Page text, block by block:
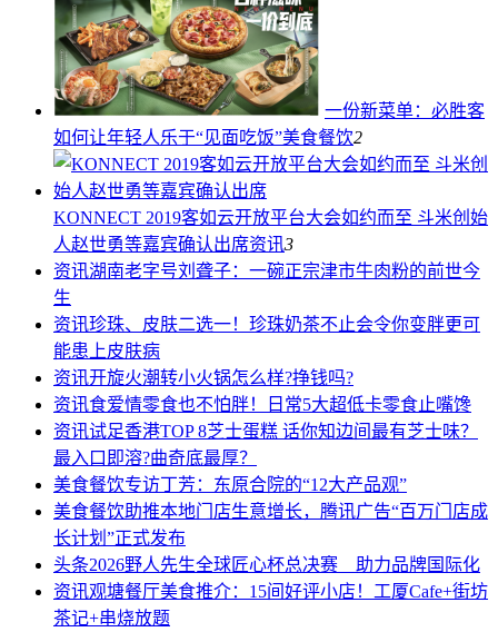
一份新菜单：必胜客
如何让年轻人乐于“见面吃饭”美食餐饮2
KONNECT 2019客如云开放平台大会如约而至 斗米创始
人赵世勇等嘉宾确认出席资讯3
资讯湖南老字号刘聋子：一碗正宗津市牛肉粉的前世今
生
资讯珍珠、皮肤二选一！珍珠奶茶不止会令你变胖更可
能患上皮肤病
资讯开旋火潮转小火锅怎么样?挣钱吗?
资讯食爱情零食也不怕胖！日常5大超低卡零食止嘴馋
资讯试足香港TOP 8芝士蛋糕 话你知边间最有芝士味？
最入口即溶?曲奇底最厚？
美食餐饮专访丁芳：东原合院的“12大产品观”
美食餐饮助推本地门店生意增长，腾讯广告“百万门店成
长计划”正式发布
头条2026野人先生全球匠心杯总决赛 助力品牌国际化
资讯观塘餐厅美食推介：15间好评小店！工厦Cafe+街坊
茶记+串烧放题